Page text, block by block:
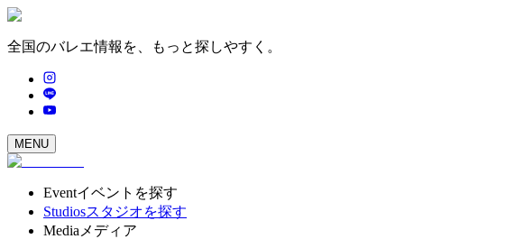
全国のバレエ情報を、もっと探しやすく。
MENU
Eventイベントを探す
Studiosスタジオを探す
Media メディア